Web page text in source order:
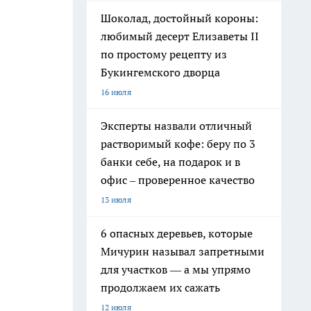
Шоколад, достойный короны:
любимый десерт Елизаветы II
по простому рецепту из
Букингемского дворца
16 июля
Эксперты назвали отличный
растворимый кофе: беру по 3
банки себе, на подарок и в
офис – проверенное качество
13 июля
6 опасных деревьев, которые
Мичурин называл запретными
для участков — а мы упрямо
продолжаем их сажать
12 июля